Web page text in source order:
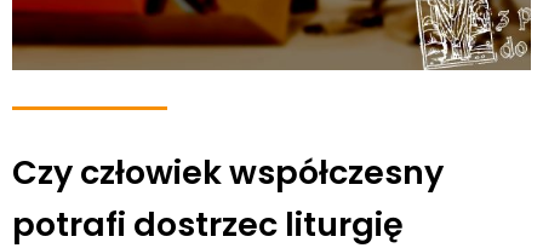
Czy człowiek współczesny
potrafi dostrzec liturgię